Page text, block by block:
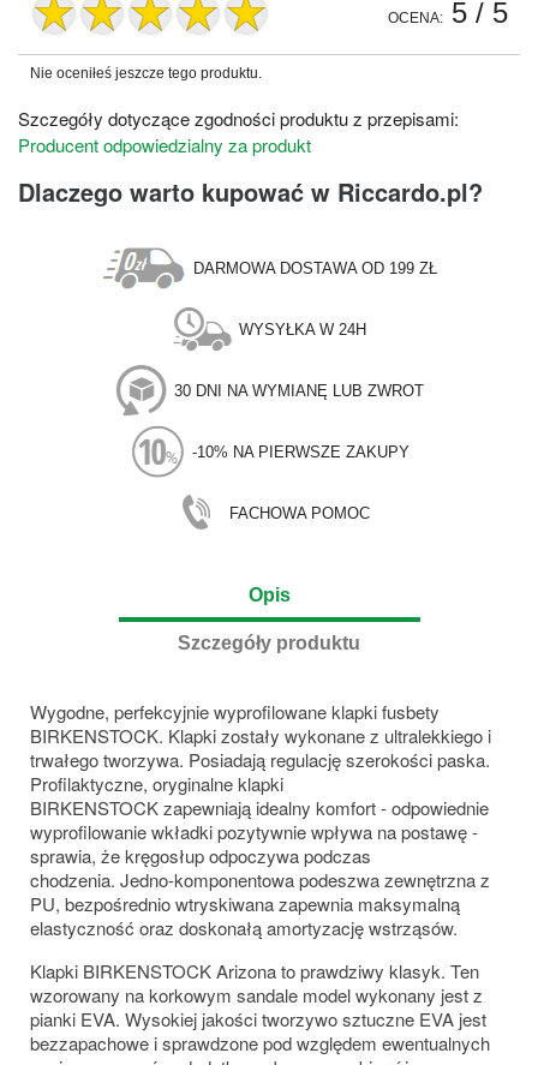
OCENA: 5 / 5
Nie oceniłeś jeszcze tego produktu.
Szczegóły dotyczące zgodności produktu z przepisami:
Producent odpowiedzialny za produkt
Dlaczego warto kupować w Riccardo.pl?
DARMOWA DOSTAWA OD 199 ZŁ
WYSYŁKA W 24H
30 DNI NA WYMIANĘ LUB ZWROT
-10% NA PIERWSZE ZAKUPY
FACHOWA POMOC
Opis
Szczegóły produktu
Wygodne, perfekcyjnie wyprofilowane klapki fusbety
BIRKENSTOCK. Klapki zostały wykonane z ultralekkiego i
trwałego tworzywa. Posiadają regulację szerokości paska.
Profilaktyczne, oryginalne klapki
BIRKENSTOCK zapewniają idealny komfort - odpowiednie
wyprofilowanie wkładki pozytywnie wpływa na postawę -
sprawia, że kręgosłup odpoczywa podczas
chodzenia. Jedno-komponentowa podeszwa zewnętrzna z
PU, bezpośrednio wtryskiwana zapewnia maksymalną
elastyczność oraz doskonałą amortyzację wstrząsów.
Klapki BIRKENSTOCK Arizona to prawdziwy klasyk. Ten
wzorowany na korkowym sandale model wykonany jest z
pianki EVA. Wysokiej jakości tworzywo sztuczne EVA jest
bezzapachowe i sprawdzone pod względem ewentualnych